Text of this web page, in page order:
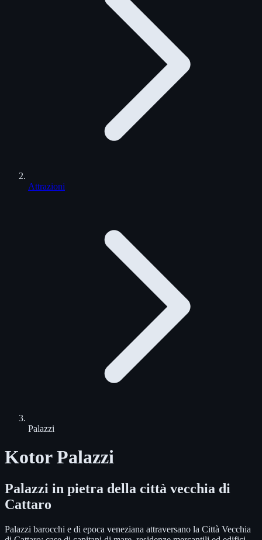
Attrazioni
Palazzi
Kotor Palazzi
Palazzi in pietra della città vecchia di
Cattaro
Palazzi barocchi e di epoca veneziana attraversano la Città Vecchia